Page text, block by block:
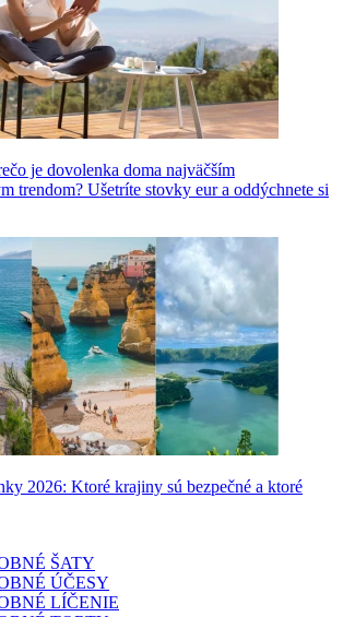
je dovolenka doma najväčším
trendom? Ušetríte stovky eur a oddýchnete si
2026: Ktoré krajiny sú bezpečné a ktoré
ŠATY
ÚČESY
LÍČENIE